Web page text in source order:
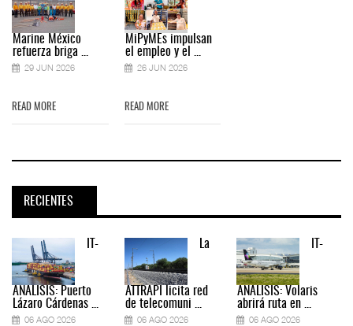
Marine México
refuerza briga ...
29 JUN 2026
READ MORE
MiPyMEs impulsan
el empleo y el ...
26 JUN 2026
READ MORE
RECIENTES
IT-
ANÁLISIS: Puerto
Lázaro Cárdenas ...
06 AGO 2026
La
ATTRAPI licita red
de telecomuni ...
06 AGO 2026
IT-
ANÁLISIS: Volaris
abrirá ruta en ...
06 AGO 2026